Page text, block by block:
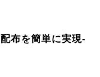
布を簡単に実現-